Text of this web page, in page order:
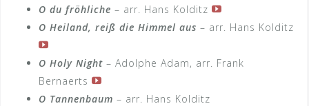
O du fröhliche – arr. Hans Kolditz
O Heiland, reiß die Himmel aus – arr. Hans Kolditz
O Holy Night – Adolphe Adam, arr. Frank
Bernaerts
O Tannenbaum – arr. Hans Kolditz